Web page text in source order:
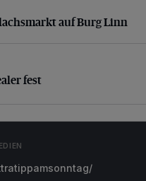
auf Burg Linn
auf Burg Linn
fest
fest